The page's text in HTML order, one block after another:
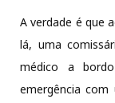
A verdade é que
lá, uma
médico a
emergência